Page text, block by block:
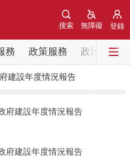
登錄
無障礙
搜索
務 政策服務 政民互動
訊 中央部委動態
訊 部門動態
建設年度情況報告
府建設年度情況報告
府建設年度情況報告